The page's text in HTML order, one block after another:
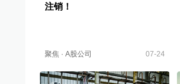
注销！
聚焦 · A股公司 07-24